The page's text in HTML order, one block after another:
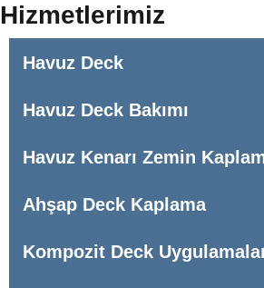
Hizmetlerimiz
Havuz Deck
Havuz Deck Bakımı
Havuz Kenarı Zemin
Ahşap Deck Kaplama
Kompozit Deck